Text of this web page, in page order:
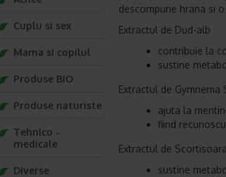
descompune hrana si
Extractul de Dud-alb
contribuie la
sustine
Extractul de Gymnema
ajuta la
fiind
Extractul de Scortisoara
sustine
Cuplu si sex
Mama si copilul
Produse BIO
Produse naturiste
Tehnico -
medicale
Diverse